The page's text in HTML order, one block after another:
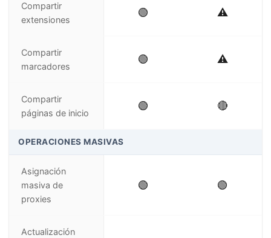
Compartir
extensiones
🟢 ⚠️
Compartir
marcadores
🟢 ⚠️
Compartir
páginas de inicio
🟢 🔴
OPERACIONES MASIVAS
Asignación
masiva de
proxies
🟢 🟢
Actualización